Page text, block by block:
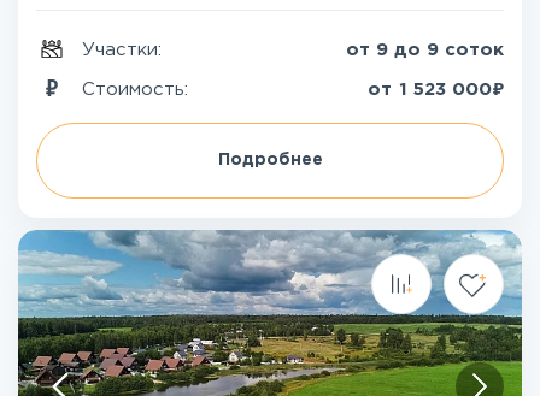
Участки: от 9 до 9 соток
Стоимость: от 1 523 000₽
Подробнее